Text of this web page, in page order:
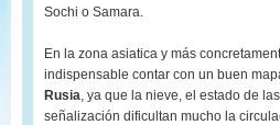
Sochi o Samara.
En la zona asiatica y más
indispensable contar con un buen
Rusia, ya que la nieve, el estado de
señalización dificultan mucho la